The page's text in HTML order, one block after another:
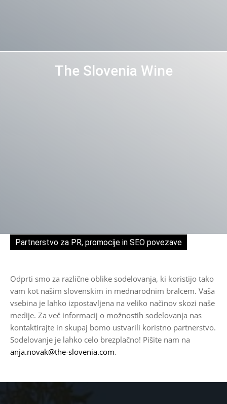
The Slovenia Wine
See
Partnerstvo za PR, promocije in SEO povezave
Odprti smo za različne oblike sodelovanja, ki koristijo tako
vam kot našim slovenskim in mednarodnim bralcem. Vaša
vsebina je lahko izpostavljena na veliko načinov skozi naše
medije. Za več informacij o možnostih sodelovanja nas
kontaktirajte in skupaj bomo ustvarili koristno partnerstvo.
Sodelovanje je lahko celo brezplačno! Pišite nam na
anja.novak@the-slovenia.com.